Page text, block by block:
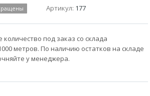
Артикул: 177
под заказ со склада
метров. По наличию остатков на складе
у менеджера.